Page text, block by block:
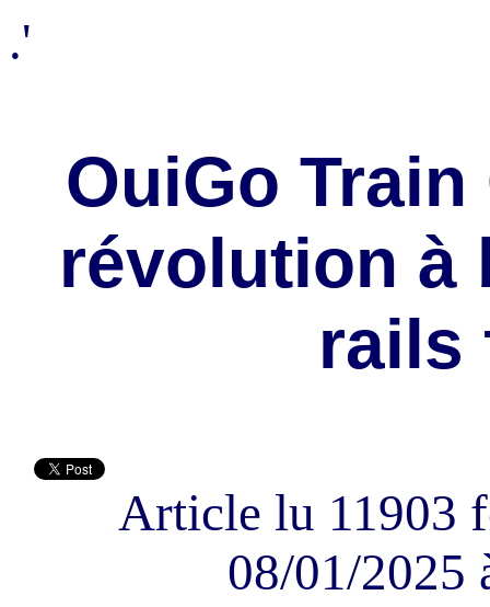
.'
OuiGo
révolution à
rails
Article lu 11903
08/01/2025